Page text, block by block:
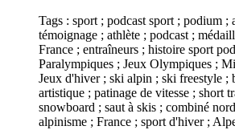
Tags : sport ; podcast sport ; podium ;
témoignage ; athlète ; podcast ;
France ; entraîneurs ; histoire sport
Paralympiques ; Jeux Olympiques ;
Jeux d'hiver ; ski alpin ; ski freestyle ;
artistique ; patinage de vitesse ; short
snowboard ; saut à skis ; combiné
alpinisme ; France ; sport d'hiver ;